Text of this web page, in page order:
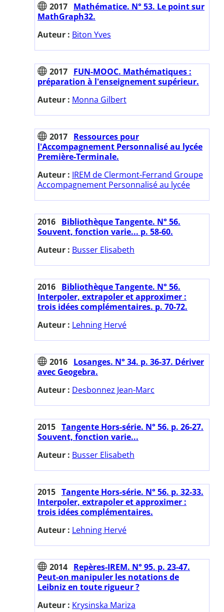
2017 Mathématice. N° 53. Le point sur
MathGraph32.
Auteur : Biton Yves
2017 FUN-MOOC. Mathématiques :
préparation à l'enseignement supérieur.
Auteur : Monna Gilbert
2017 Ressources pour
l'Accompagnement Personnalisé au lycée
Première-Terminale.
Auteur : IREM de Clermont-Ferrand Groupe
Accompagnement Personnalisé au lycée
2016 Bibliothèque Tangente. N° 56.
Souvent, fonction varie... p. 58-60.
Auteur : Busser Elisabeth
2016 Bibliothèque Tangente. N° 56.
Interpoler, extrapoler et approximer :
trois idées complémentaires. p. 70-72.
Auteur : Lehning Hervé
2016 Losanges. N° 34. p. 36-37. Dériver
avec Geogebra.
Auteur : Desbonnez Jean-Marc
2015 Tangente Hors-série. N° 56. p. 26-27.
Souvent, fonction varie...
Auteur : Busser Elisabeth
2015 Tangente Hors-série. N° 56. p. 32-33.
Interpoler, extrapoler et approximer :
trois idées complémentaires.
Auteur : Lehning Hervé
2014 Repères-IREM. N° 95. p. 23-47.
Peut-on manipuler les notations de
Leibniz en toute rigueur ?
Auteur : Krysinska Mariza